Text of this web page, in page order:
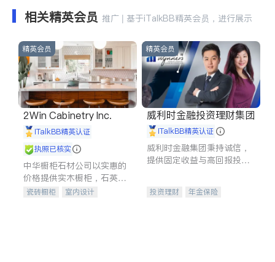
相关精英会员 推广 | 基于iTalkBB精英会员，进行展示
精英会员
2Win Cabinetry Inc.
iTalkBB精英认证
执照已核实
中华橱柜石材公司以实惠的
价格提供实木橱柜，石英石
台面，多种优质不锈钢水
瓷砖橱柜
室内设计
精英会员
威利时金融投资理财集团
iTalkBB精英认证
威利时金融集团秉持诚信，
提供固定收益与高回报投资
合，助力客户实现目标
投资理财
年金保险